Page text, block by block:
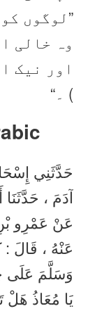
”لوگوں
وہ خالی
اور نیک
) ۔“
حَدَّثَنِي
آدَمَ ،
عَنْ عَمْرِو
عَنْهُ ، قَالَ
وَسَلَّمَ عَلَى
يَا مُعَاذُ هَلْ